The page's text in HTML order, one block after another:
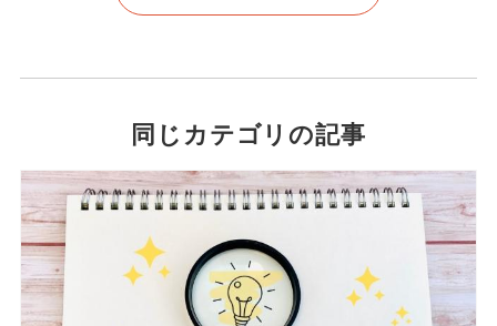
同じカテゴリの記事